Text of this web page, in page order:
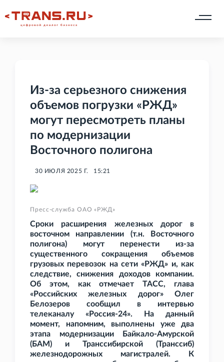
Из-за серьезного снижения
объемов погрузки «РЖД»
могут пересмотреть планы
по модернизации
Восточного полигона
30 ИЮЛЯ 2025 Г. 15:21
Пресс-служба ОАО «РЖД»
Сроки расширения железных дорог в
восточном направлении (т.н. Восточного
полигона) могут перенести из-за
существенного сокращения объемов
грузовых перевозок на сети «РЖД» и, как
следствие, снижения доходов компании.
Об этом, как отмечает ТАСС, глава
«Российских железных дорог» Олег
Белозеров сообщил в интервью
телеканалу «Россия-24». На данный
момент, напомним, выполнены уже два
этапа модернизации Байкало-Амурской
(БАМ) и Транссибирской (Транссиб)
железнодорожных магистралей. К